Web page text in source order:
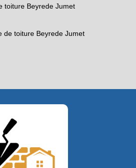
toiture Beyrede Jumet
de toiture Beyrede Jumet